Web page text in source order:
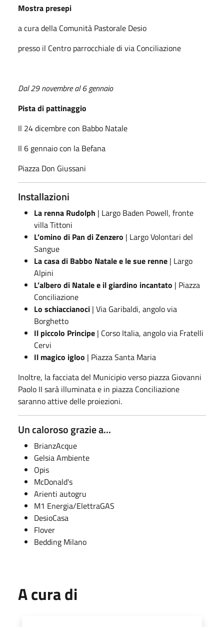
Mostra presepi
a cura della Comunità Pastorale Desio
presso il Centro parrocchiale di via Conciliazione
Dal 29 novembre al 6 gennaio
Pista di pattinaggio
Il 24 dicembre con Babbo Natale
Il 6 gennaio con la Befana
Piazza Don Giussani
Installazioni
La renna Rudolph | Largo Baden Powell, fronte
villa Tittoni
L’omino di Pan di Zenzero | Largo Volontari del
Sangue
La casa di Babbo Natale e le sue renne | Largo
Alpini
L’albero di Natale e il giardino incantato | Piazza
Conciliazione
Lo schiaccianoci | Via Garibaldi, angolo via
Borghetto
Il piccolo Principe | Corso Italia, angolo via Fratelli
Cervi
Il magico igloo | Piazza Santa Maria
Inoltre, la facciata del Municipio verso piazza Giovanni
Paolo II sarà illuminata e in piazza Conciliazione
saranno attive delle proiezioni.
Un caloroso grazie a...
BrianzAcque
Gelsia Ambiente
Opis
McDonald's
Arienti autogru
M1 Energia/ElettraGAS
DesioCasa
Flover
Bedding Milano
A cura di